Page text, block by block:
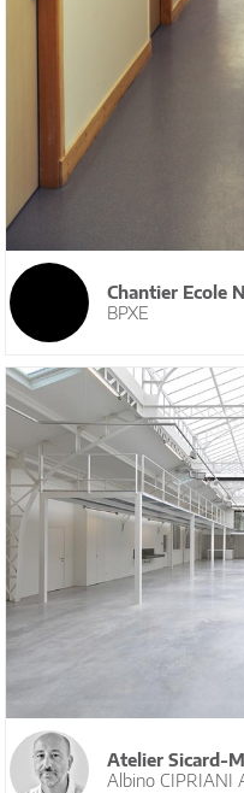
Chantier Ecole
BPXE
Atelier Sicard-
Albino CIPRIANI